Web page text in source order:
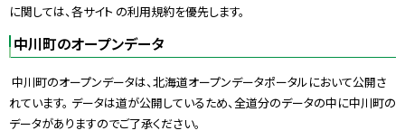
に関しては、各サイト の利用規約を優先します。
中川町のオープンデータ
中川町のオープンデータは、北海道オープンデータポータルにおいて公開さ
れています。 データは道が公開しているため、全道分のデータの中に中川町の
データがありますのでご了承ください。